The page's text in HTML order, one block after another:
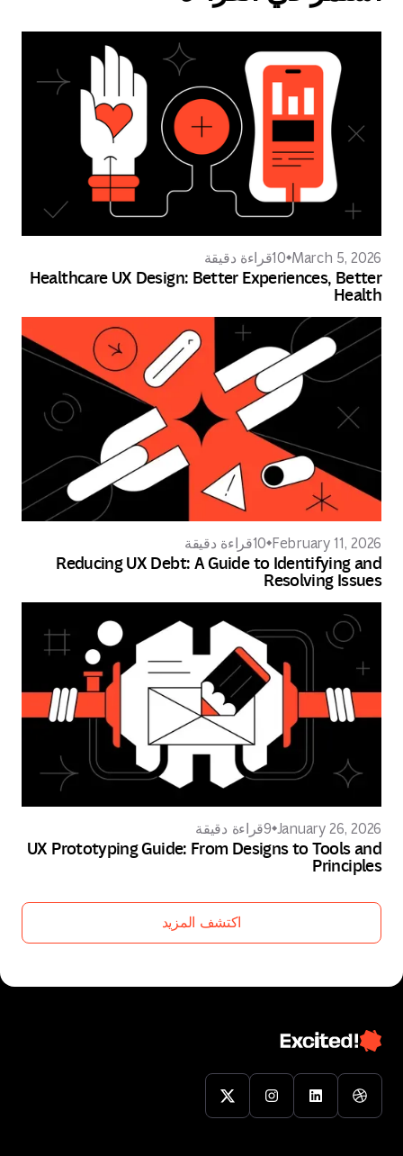
March 5, 2026
10قراءة دقيقة
Healthcare UX Design: Better Experiences, Better
Health
February 11, 2026
10قراءة دقيقة
Reducing UX Debt: A Guide to Identifying and
Resolving Issues
January 26, 2026
9قراءة دقيقة
UX Prototyping Guide: From Designs to Tools and
Principles
اكتشف المزيد
تحدث إلى خبير تصميم من الطراز العالمي